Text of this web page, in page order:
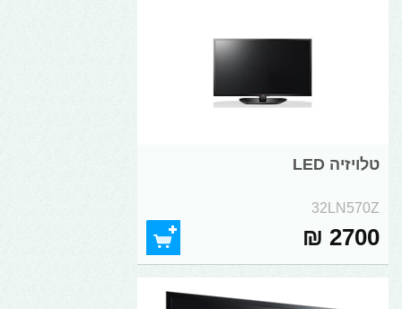
טלויזיה LED
32LN570Z
2700 ₪